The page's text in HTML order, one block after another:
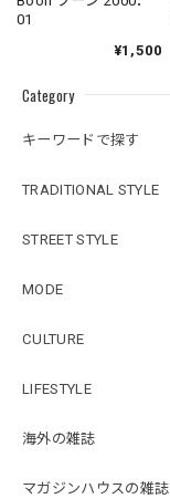
Category
キーワードで探す
TRADITIONAL STYLE
STREET STYLE
MODE
CULTURE
LIFESTYLE
海外の雑誌
マガジンハウスの雑誌
01
¥1,500